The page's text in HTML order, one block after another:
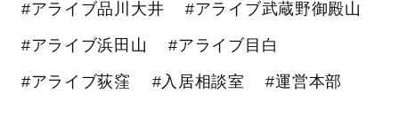
#アライブ品川大井 #アライブ武蔵野御殿山
#アライブ浜田山 #アライブ目白
#アライブ荻窪 #入居相談室 #運営本部